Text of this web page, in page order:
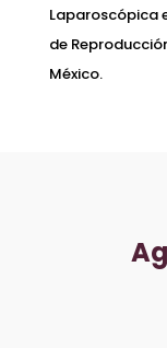
Laparoscópica
de
México.